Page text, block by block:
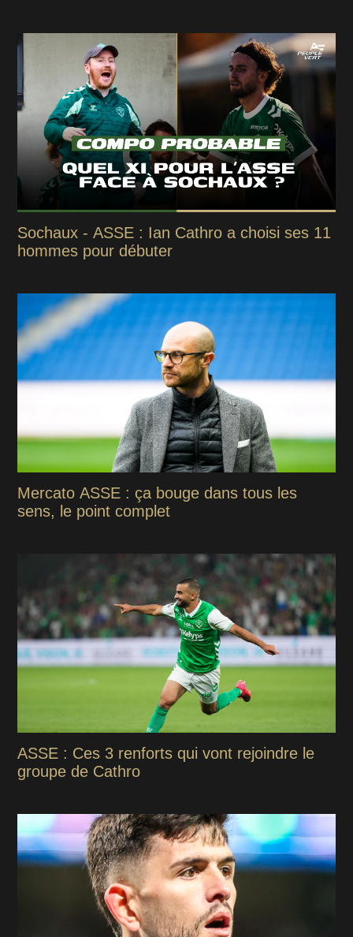
Sochaux - ASSE : Ian Cathro a choisi ses 11
hommes pour débuter
Mercato ASSE : ça bouge dans tous les
sens, le point complet
ASSE : Ces 3 renforts qui vont rejoindre le
groupe de Cathro